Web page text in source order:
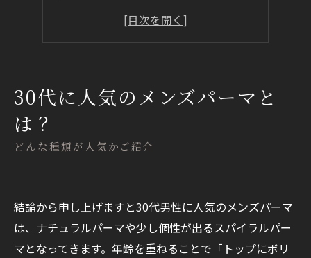
今までの履歴を伝える
30代に人気のメンズパーマと
は？
どんな種類が人気かご紹介
結論から申し上げますと30代男性に人気のメンズパーマ
は、ナチュラルパーマや少し個性が出るスパイラルパー
マとなってきます。年齢を重ねることで「トップにボリ